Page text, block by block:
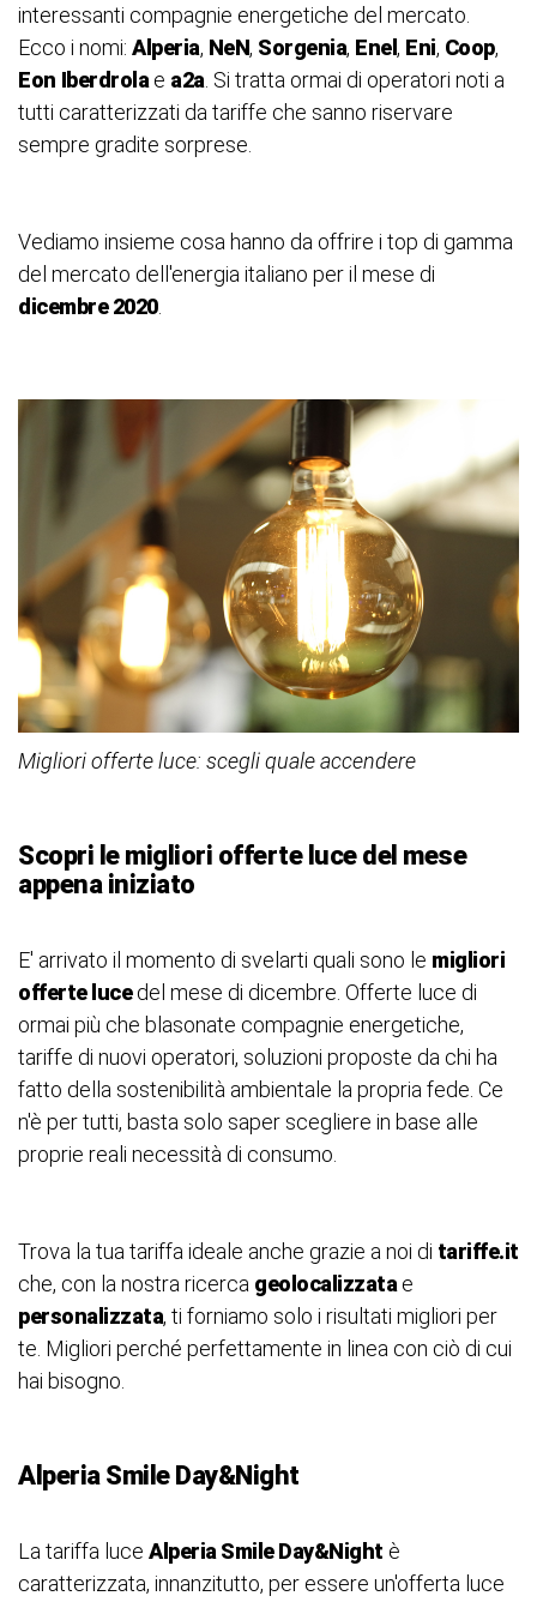
interessanti compagnie energetiche del mercato.
Ecco i nomi: Alperia, NeN, Sorgenia, Enel, Eni, Coop,
Eon Iberdrola e a2a . Si tratta ormai di operatori noti a
tutti caratterizzati da tariffe che sanno riservare
sempre gradite sorprese.
Vediamo insieme cosa hanno da offrire i top di gamma
del mercato dell'energia italiano per il mese di
dicembre 2020.
Migliori offerte luce: scegli quale accendere
Scopri le migliori offerte luce del mese
appena iniziato
E' arrivato il momento di svelarti quali sono le migliori
offerte lucedel mese di dicembre. Offerte luce di
ormai più che blasonate compagnie energetiche,
tariffe di nuovi operatori, soluzioni proposte da chi ha
fatto della sostenibilità ambientale la propria fede. Ce
n'è per tutti, basta solo saper scegliere in base alle
proprie reali necessità di consumo.
Trova la tua tariffa ideale anche grazie a noi di tariffe.it
che, con la nostra ricerca geolocalizzatae
personalizzata, ti forniamo solo i risultati migliori per
te. Migliori perché perfettamente in linea con ciò di cui
hai bisogno.
Alperia Smile Day&Night
La tariffa luce Alperia Smile Day&Night è
caratterizzata, innanzitutto, per essere un'offerta luce